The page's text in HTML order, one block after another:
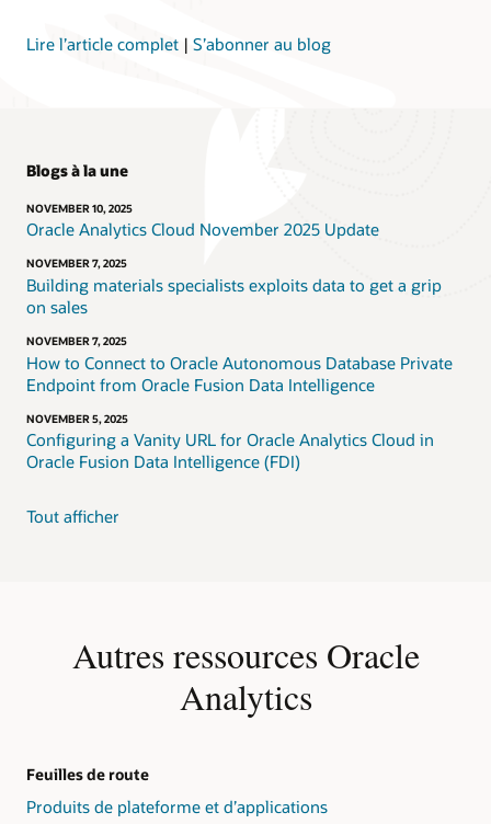
Lire l’article complet | S’abonner au blog
Blogs à la une
NOVEMBER 10, 2025
Oracle Analytics Cloud November 2025 Update
NOVEMBER 7, 2025
Building materials specialists exploits data to get a grip
on sales
NOVEMBER 7, 2025
How to Connect to Oracle Autonomous Database Private
Endpoint from Oracle Fusion Data Intelligence
NOVEMBER 5, 2025
Configuring a Vanity URL for Oracle Analytics Cloud in
Oracle Fusion Data Intelligence (FDI)
Tout afficher
Autres ressources Oracle
Analytics
Feuilles de route
Produits de plateforme et d’applications